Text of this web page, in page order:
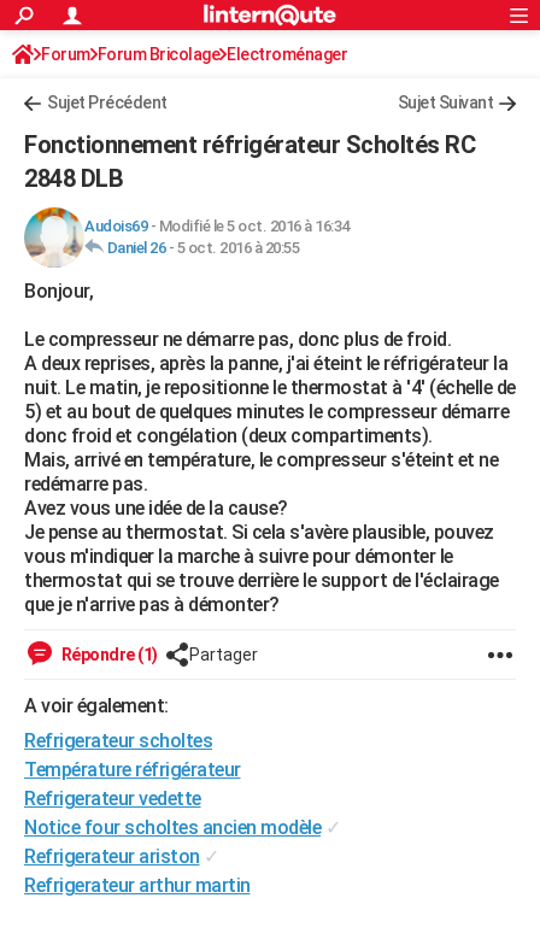
ACTUALITÉS
Politique
Société
Faits Divers
Education
Monde
Villes
+
Programme TV
TNTStreaming
Cinéma
Sorties cinéma
Musique
+FINANCE
Retraite
Impôts
Epargne
Immobilier
Risques naturels par ville
Banque
Assurance
Crédit
AUTO
Essais
Réserver un essai
Citadines
Berlines
SUV
Forum auto
HIGH-TECH
Forum
Aménagement intérieur
Extérieur
Cuisine
Salle de bains
Jardinage
Rangement
WEEK-END
Guides de France
Escapades
Patrimoine
Expositions
Musées
Week-end nature
+LIFESTYLE
Art de vivre
Bien-être
Loisirs
Mode
Modes de vie
SANTE
Alimentation
Guide de la santé
Maladies
Médicaments
Sommeil
VOYAGE
Destinations
City break
Voyage nature
Voyage de noces
Forum
Climat
+PHOTO
GUIDES D'ACHAT
BONS PLANS
CARTE DE VOEUX
Carte de Noël
Carte Bonne année
Carte Saint-Valentin
Carte Pâques
Carte d'anniversaire
DICTIONNAIRE
Dictionnaire
Biographies
Citations
Expressions
Proverbes
PROGRAMME TV
COPAINS D'AVANT
S'inscrire
Connexion
Forum Forum Bricolage Electroménager
Sujet Précédent Sujet Suivant
Fonctionnement réfrigérateur Scholtés RC
2848 DLB
Audois69- Modifié le 5 oct. 2016 à 16:34
Daniel 26- 5 oct. 2016 à 20:55
Bonjour,
Le compresseur ne démarre pas, donc plus de froid.
A deux reprises, après la panne, j'ai éteint le réfrigérateur la
nuit. Le matin, je repositionne le thermostat à '4' (échelle de
5) et au bout de quelques minutes le compresseur démarre
donc froid et congélation (deux compartiments).
Mais, arrivé en température, le compresseur s'éteint et ne
redémarre pas.
Avez vous une idée de la cause?
Je pense au thermostat. Si cela s'avère plausible, pouvez
vous m'indiquer la marche à suivre pour démonter le
thermostat qui se trouve derrière le support de l'éclairage
que je n'arrive pas à démonter?
Répondre (1) Partager
A voir également:
Refrigerateur scholtes
Température réfrigérateur
Refrigerateur vedette
Notice four scholtes ancien modèle ✓
Refrigerateur ariston ✓
Refrigerateur arthur martin